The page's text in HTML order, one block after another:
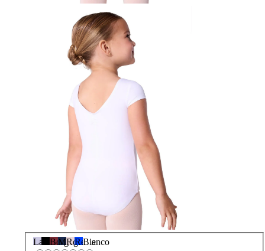
Lavanda
Nero
Borgogna
Marina
RosaReale
Bianco